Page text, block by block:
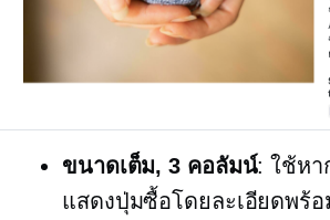
ขนาดเต็ม, 3 คอลัมน์: ใช้ห
แสดงปุ่มซื้อโดยละเอียดพร้